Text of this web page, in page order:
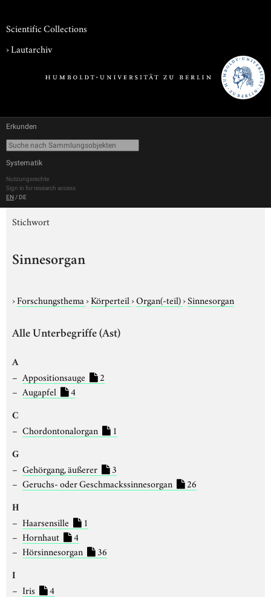
Scientific Collections
›Lautarchiv
Erkunden
Systematik
Nutzungsrechte
Sign in for research access
EN / DE
Stichwort
Sinnesorgan
›Forschungsthema›Körperteil›Organ(-teil)›Sinnesorgan
Alle Unterbegriffe (Ast)
A
Appositionsauge
2
Augapfel
4
C
Chordontonalorgan 1
G
Gehörgang, äußerer
3
Geruchs- oder Geschmackssinnesorgan
26
H
Haarsensille
1
Hornhaut
4
Hörsinnesorgan
36
I
Iris 4